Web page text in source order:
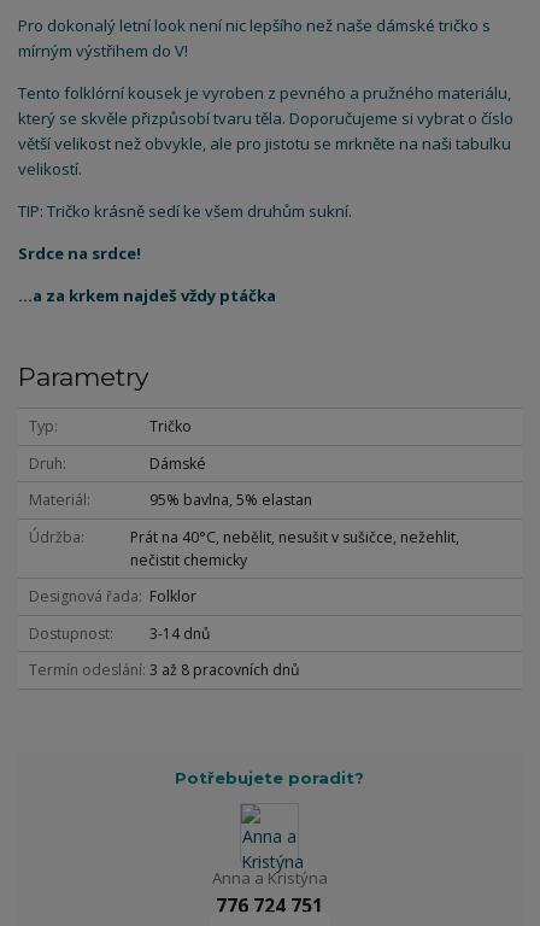
Pro dokonalý letní look není nic lepšího než naše dámské tričko s
mírným výstřihem do V!
Tento folklórní kousek je vyroben z pevného a pružného materiálu,
který se skvěle přizpůsobí tvaru těla. Doporučujeme si vybrat o číslo
větší velikost než obvykle, ale pro jistotu se mrkněte na naši tabulku
velikostí.
TIP: Tričko krásně sedí ke všem druhům sukní.
Srdce na srdce!
...a za krkem najdeš vždy ptáčka
Parametry
Typ
Tričko
Druh
Dámské
Materiál
95% bavlna, 5% elastan
Údržba
Prát na 40°C, nebělit, nesušit v sušičce, nežehlit,
nečistit chemicky
Designová řada
Folklor
Dostupnost
3-14 dnů
Termín odeslání 3 až 8 pracovních dnů
Potřebujete poradit?
Anna a Kristýna
776 724 751